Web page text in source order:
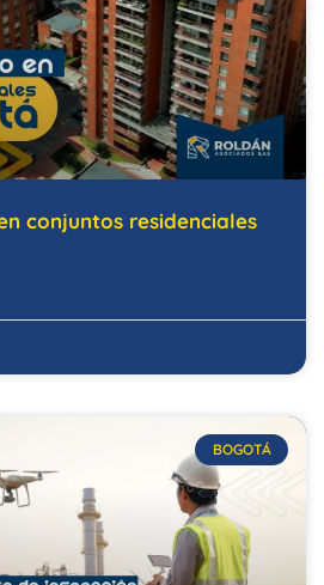
conjuntos residenciales
BOGOTÁ